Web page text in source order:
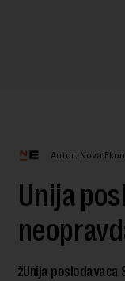
Autor: Nova
Unija
žUnija poslodavaca